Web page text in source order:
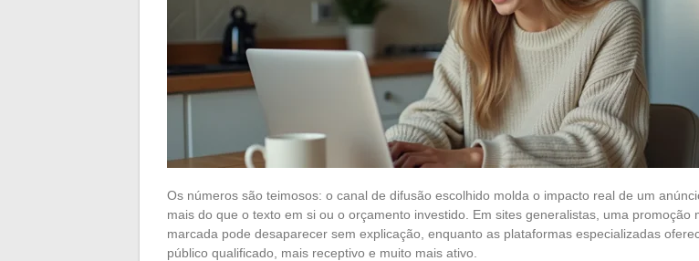
Os números são teimosos: o canal de difusão escolhido molda o impacto real de um
mais do que o texto em si ou o orçamento investido. Em sites generalistas, uma promoção
marcada pode desaparecer sem explicação, enquanto as plataformas especializadas
público qualificado, mais receptivo e muito mais ativo.